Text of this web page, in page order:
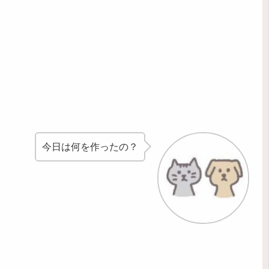
今日は何を作ったの？